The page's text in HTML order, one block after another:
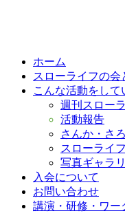
ホーム
スローライフの会
こんな活動をして
週刊スロー
活動報告
さんか・さ
スローライ
写真ギャラ
入会について
お問い合わせ
講演・研修・ワー